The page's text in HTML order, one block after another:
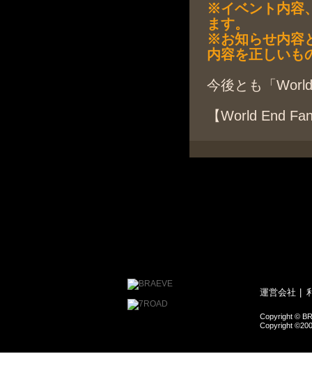
※イベント内容
ます。
※お知らせ内容
内容を正しいも
今後とも「
【World End
運営会社
Copyright ©
Copyright